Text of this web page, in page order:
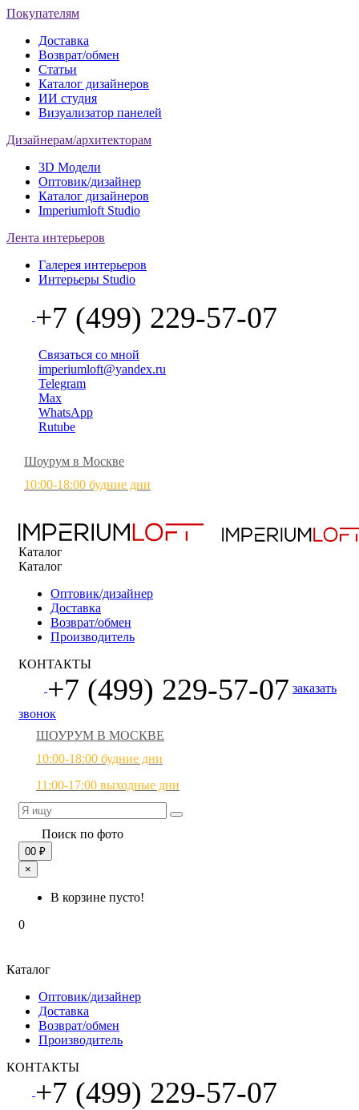
Покупателям
Доставка
Возврат/обмен
Статьи
Каталог дизайнеров
ИИ студия
Визуализатор панелей
Дизайнерам/архитекторам
3D Модели
Оптовик/дизайнер
Каталог дизайнеров
Imperiumloft Studio
Лента интерьеров
Галерея интерьеров
Интерьеры Studio
+7 (499) 229-57-07
Связаться со мной
imperiumloft@yandex.ru
Telegram
Max
WhatsApp
Rutube
Шоурум в Москве
10:00-18:00 будние дни
Каталог
Каталог
Оптовик/дизайнер
Доставка
Возврат/обмен
Производитель
КОНТАКТЫ
+7 (499) 229-57-07 заказать
звонок
ШОУРУМ В МОСКВЕ
10:00-18:00 будние дни
11:00-17:00 выходные дни
Поиск по фото
00 ₽
×
В корзине пусто!
0
Каталог
Оптовик/дизайнер
Доставка
Возврат/обмен
Производитель
КОНТАКТЫ
+7 (499) 229-57-07